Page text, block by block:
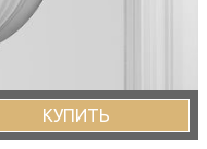
КУПИТЬ